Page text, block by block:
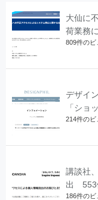
大仙に
荷業務
809件のビ
デザイ
「ショ
214件のビ
講談社
出 553
186件のビ